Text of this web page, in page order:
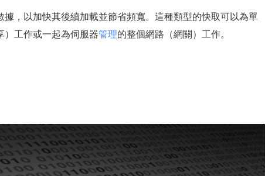
，以加快其後續加載並節省頻寬。這種類型的快取可以為單
）工作或一起為伺服器管理的整個網路（網關）工作。